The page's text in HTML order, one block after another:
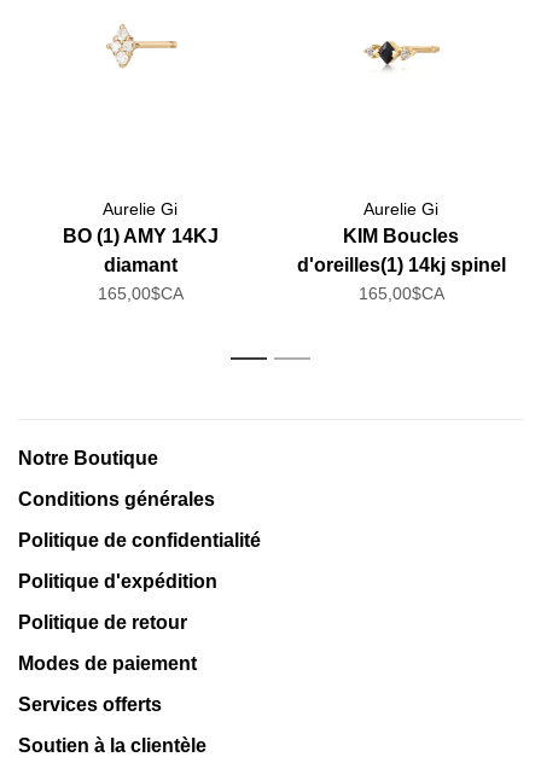
Aurelie Gi
BO (1) AMY 14KJ
diamant
165,00$CA
Aurelie Gi
KIM Boucles
d'oreilles(1) 14kj spinel
sapphire blanc
165,00$CA
1 2
Notre Boutique
Conditions générales
Politique de confidentialité
Politique d'expédition
Politique de retour
Modes de paiement
Services offerts
Soutien à la clientèle